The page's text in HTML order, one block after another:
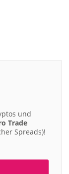
und
Trade
Spreads)!